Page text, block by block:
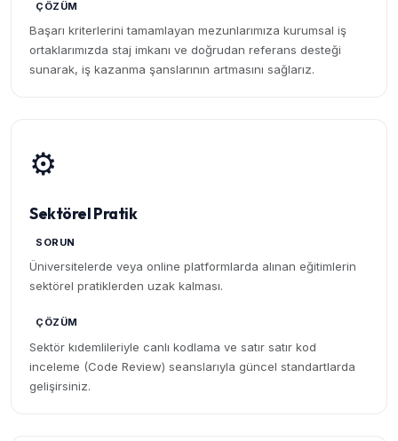
ÇÖZÜM
Başarı kriterlerini tamamlayan mezunlarımıza kurumsal iş
ortaklarımızda staj imkanı ve doğrudan referans desteği
sunarak, iş kazanma şanslarının artmasını sağlarız.
⚙️
Sektörel Pratik
SORUN
Üniversitelerde veya online platformlarda alınan eğitimlerin
sektörel pratiklerden uzak kalması.
ÇÖZÜM
Sektör kıdemlileriyle canlı kodlama ve satır satır kod
inceleme (Code Review) seanslarıyla güncel standartlarda
gelişirsiniz.